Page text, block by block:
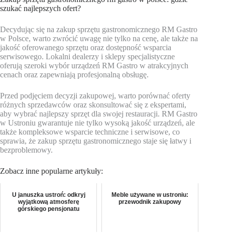
szukać najlepszych ofert?
Decydując się na zakup sprzętu gastronomicznego RM Gastro
w Polsce, warto zwrócić uwagę nie tylko na cenę, ale także na
jakość oferowanego sprzętu oraz dostępność wsparcia
serwisowego. Lokalni dealerzy i sklepy specjalistyczne
oferują szeroki wybór urządzeń RM Gastro w atrakcyjnych
cenach oraz zapewniają profesjonalną obsługę.
Przed podjęciem decyzji zakupowej, warto porównać oferty
różnych sprzedawców oraz skonsultować się z ekspertami,
aby wybrać najlepszy sprzęt dla swojej restauracji. RM Gastro
w Ustroniu gwarantuje nie tylko wysoką jakość urządzeń, ale
także kompleksowe wsparcie techniczne i serwisowe, co
sprawia, że zakup sprzętu gastronomicznego staje się łatwy i
bezproblemowy.
Zobacz inne popularne artykuły:
U januszka ustroń: odkryj
wyjątkową atmosferę
górskiego pensjonatu
Meble używane w ustroniu:
przewodnik zakupowy